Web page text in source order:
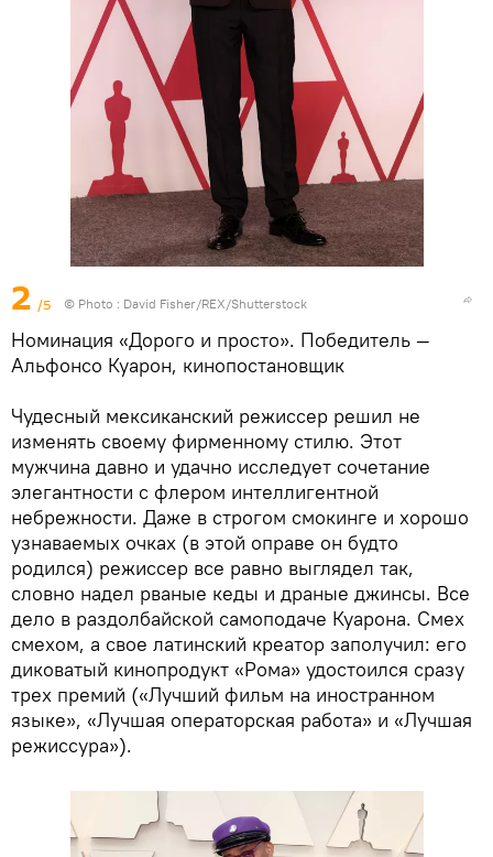
2 /5 © Photo : David Fisher/REX/Shutterstock
Номинация «Дорого и просто». Победитель —
Альфонсо Куарон, кинопостановщик
Чудесный мексиканский режиссер решил не
изменять своему фирменному стилю. Этот
мужчина давно и удачно исследует сочетание
элегантности с флером интеллигентной
небрежности. Даже в строгом смокинге и хорошо
узнаваемых очках (в этой оправе он будто
родился) режиссер все равно выглядел так,
словно надел рваные кеды и драные джинсы. Все
дело в раздолбайской самоподаче Куарона. Смех
смехом, а свое латинский креатор заполучил: его
диковатый кинопродукт «Рома» удостоился сразу
трех премий («Лучший фильм на иностранном
языке», «Лучшая операторская работа» и «Лучшая
режиссура»).